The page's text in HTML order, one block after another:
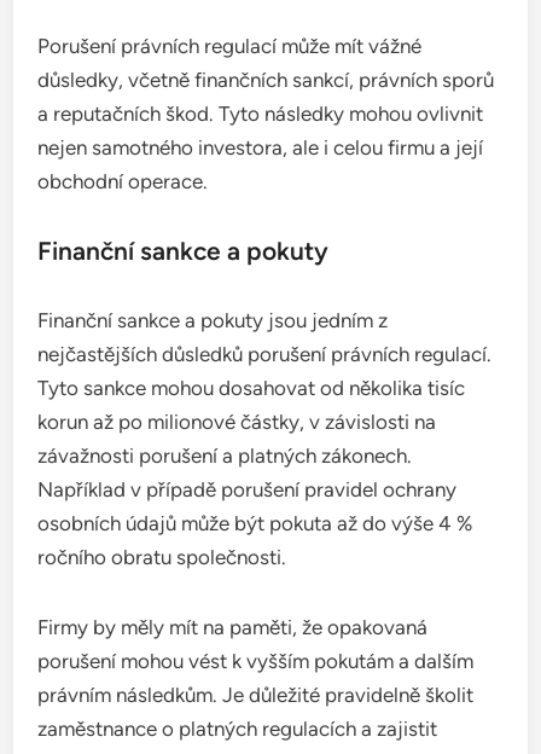
Porušení právních regulací může mít vážné
důsledky, včetně finančních sankcí, právních sporů
a reputačních škod. Tyto následky mohou ovlivnit
nejen samotného investora, ale i celou firmu a její
obchodní operace.
Finanční sankce a pokuty
Finanční sankce a pokuty jsou jedním z
nejčastějších důsledků porušení právních regulací.
Tyto sankce mohou dosahovat od několika tisíc
korun až po milionové částky, v závislosti na
závažnosti porušení a platných zákonech.
Například v případě porušení pravidel ochrany
osobních údajů může být pokuta až do výše 4 %
ročního obratu společnosti.
Firmy by měly mít na paměti, že opakovaná
porušení mohou vést k vyšším pokutám a dalším
právním následkům. Je důležité pravidelně školit
zaměstnance o platných regulacích a zajistit